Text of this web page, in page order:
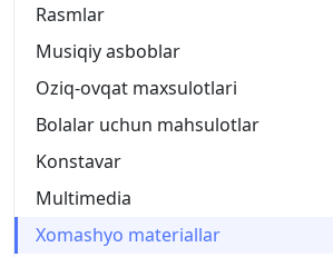
Rasmlar
Musiqiy asboblar
Oziq-ovqat maxsulotlari
Bolalar uchun mahsulotlar
Konstavar
Multimedia
Xomashyo materiallar